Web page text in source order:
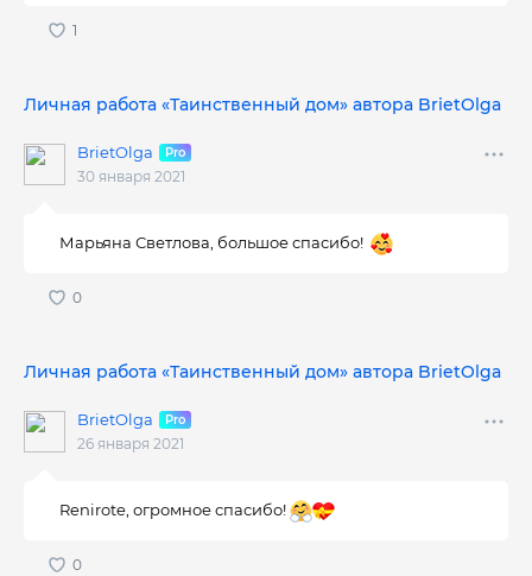
Личная работа «Таинственный дом» автора BrietOlga
BrietOlga
30 января 2021
Марьяна Светлова, большое спасибо!
Личная работа «Таинственный дом» автора BrietOlga
BrietOlga
26 января 2021
Renirote, огромное спасибо!